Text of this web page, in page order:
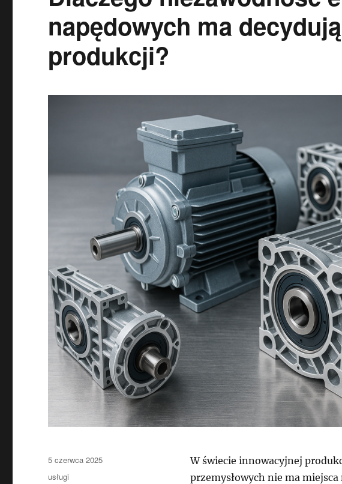
napędowych ma
produkcji?
W świecie innowacyjnej
przemysłowych nie ma miejsca
Data
publikacji
5 czerwca 2025
Kategorie
usługi